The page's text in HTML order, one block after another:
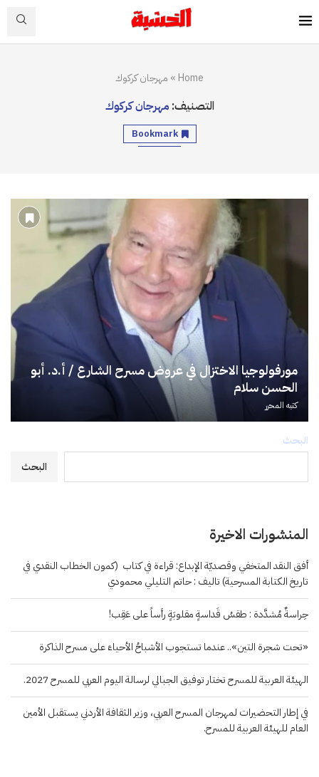
Home
» مهرجان كركوك
التصنيف: مهرجان كركوك
Bookmark
مورفولوجيا الاختزال في عروض مسرح الشارع / أ.د. أبو
الحسن سلام
كتبه المحرر
البحث
البحث
المنشورات الاخيرة
أفق النقد المتخفي وقصديّة الإبداع: قراءة في كتاب (كمون الخطاب النقدي في
تاريخ الكتابة المسرحية) تاليف : حاتم التليلي محمودي
حِراسةٌ مُشدَّدة : طقسُ قَداسةٍ مقلوبَةٍ رأساً على عَقِب!
«تحت شجرة التين».. عندما تستجوب الأشباحُ الأحياءَ على مسرح الذاكرة
الهيئة العربية للمسرح تختار توفيق الجبالي لرسالة اليوم العربي للمسرح 2027.
في إطار التحضيرات لمهرجان المسرح العربي، وزير الثقافة الأردني يستقبل الأمين
العام للهيئة العربية للمسرح.